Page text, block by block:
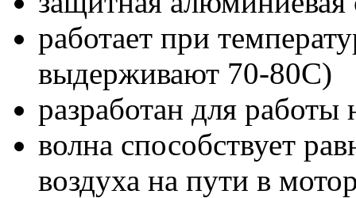
работает при
выдерживают 70-80С)
разработан для работы
волна способствует
воздуха на пути в